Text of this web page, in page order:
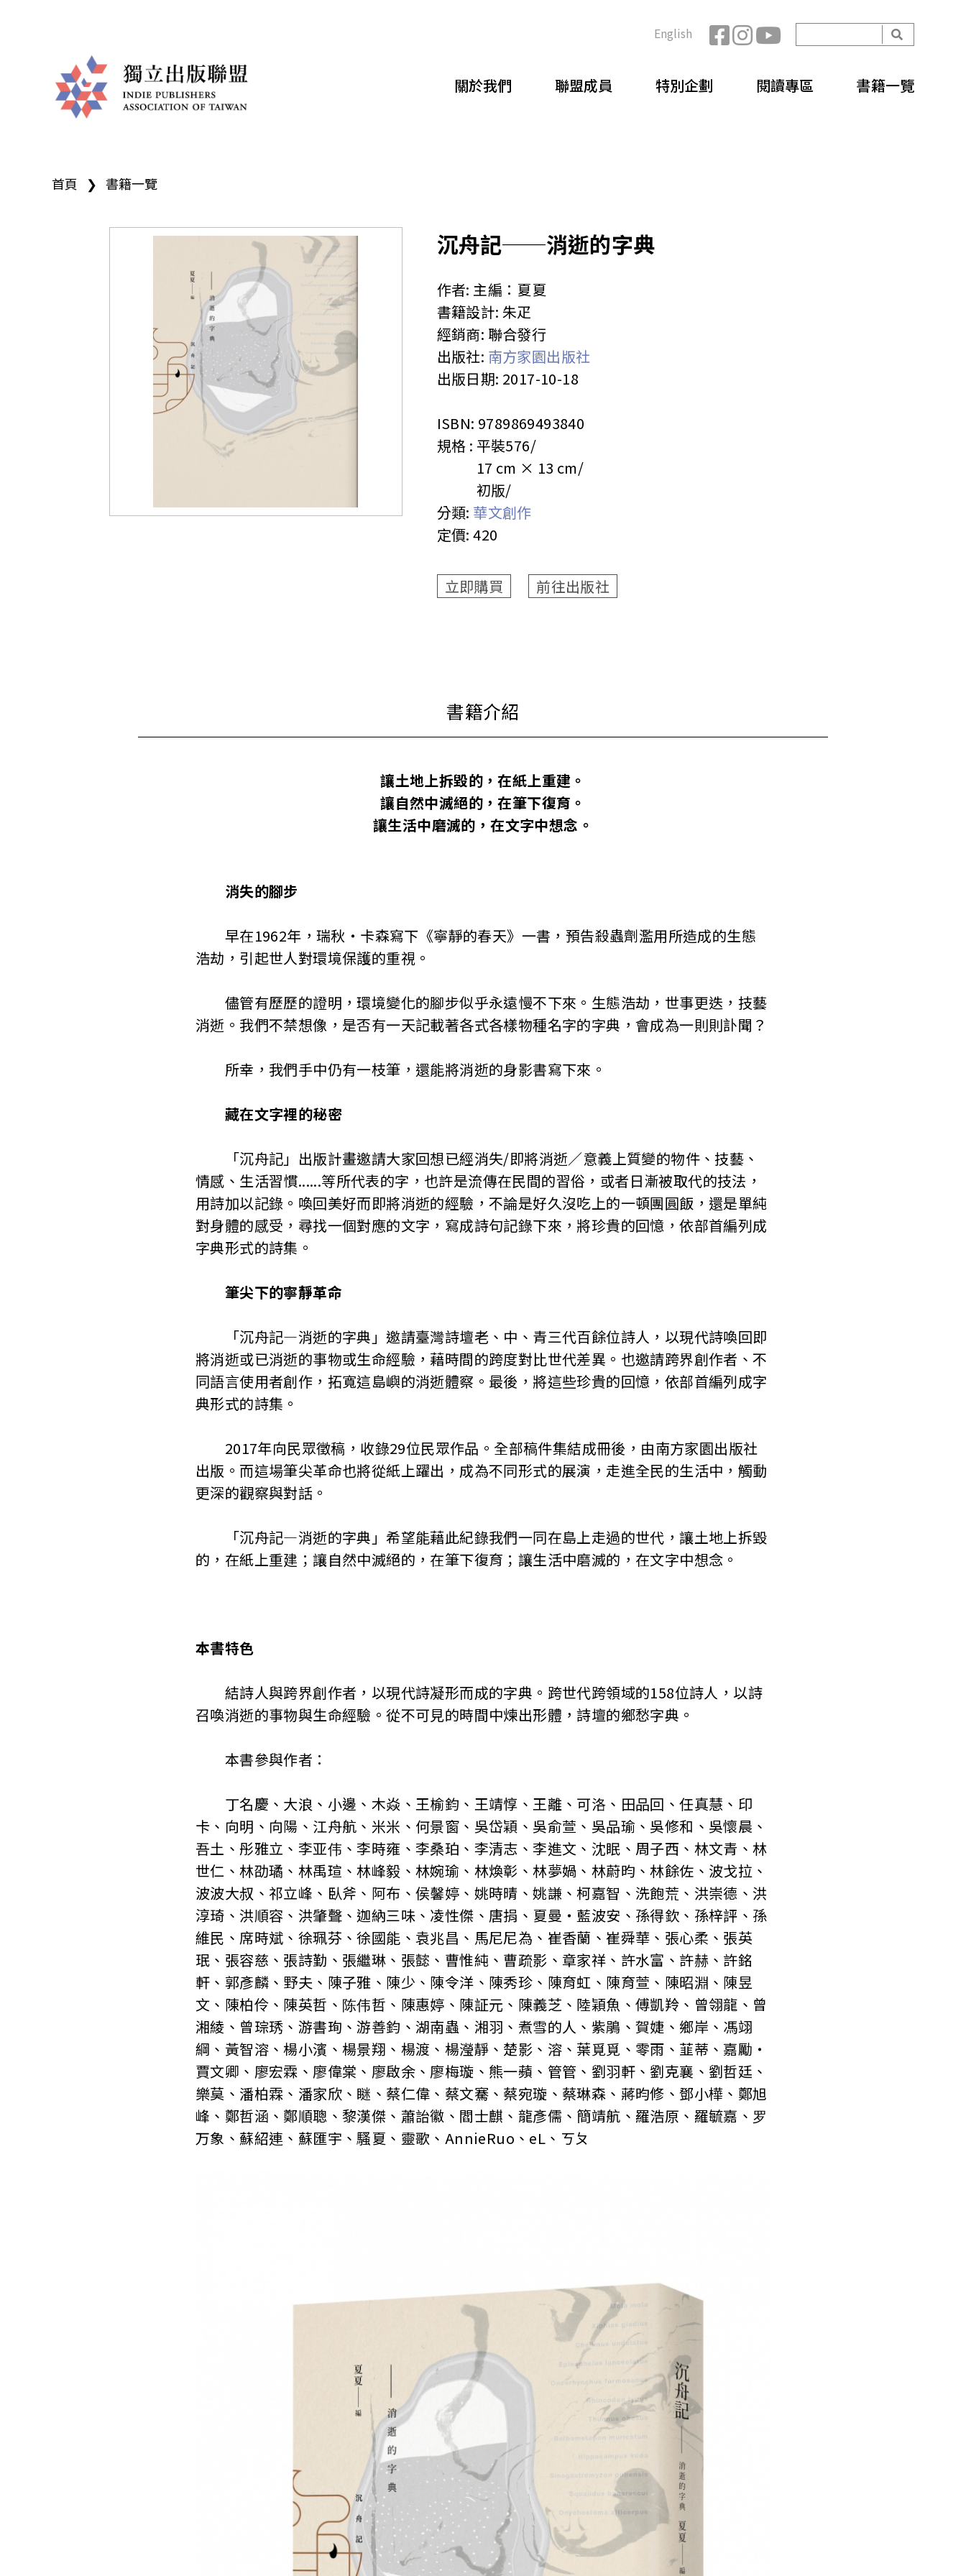
尋
始
尋
English
立
關於我們 聯盟成員 特別企劃 閱讀專區 書籍一覽
在
首頁 ❯ 書籍一覽
沉舟記──消逝的字典
作者: 主編：夏夏
書籍設計:朱疋
經銷商: 聯合發行
出版社: 南方家園出版社
出版日期: 2017-10-18
ISBN: 9789869493840
規格 : 平裝576
17 cm × 13 cm
初版
分類: 華文創作
定價:420
立即購買 前往出版社
讓土地上拆毀的，在紙上重建。
讓自然中滅絕的，在筆下復育。
讓生活中磨滅的，在文字中想念。
消失的腳步
早在1962年，瑞秋‧卡森寫下《寧靜的春天》一書，預告殺蟲劑濫用所造成的生態
浩劫，引起世人對環境保護的重視。
儘管有歷歷的證明，環境變化的腳步似乎永遠慢不下來。生態浩劫，世事更迭，技藝
消逝。我們不禁想像，是否有一天記載著各式各樣物種名字的字典，會成為一則則訃聞？
所幸，我們手中仍有一枝筆，還能將消逝的身影書寫下來。
藏在文字裡的秘密
「沉舟記」出版計畫邀請大家回想已經消失/即將消逝／意義上質變的物件、技藝、
情感、生活習慣......等所代表的字，也許是流傳在民間的習俗，或者日漸被取代的技法，
用詩加以記錄。喚回美好而即將消逝的經驗，不論是好久沒吃上的一頓團圓飯，還是單純
對身體的感受，尋找一個對應的文字，寫成詩句記錄下來，將珍貴的回憶，依部首編列成
字典形式的詩集。
筆尖下的寧靜革命
「沉舟記—消逝的字典」邀請臺灣詩壇老、中、青三代百餘位詩人，以現代詩喚回即
將消逝或已消逝的事物或生命經驗，藉時間的跨度對比世代差異。也邀請跨界創作者、不
同語言使用者創作，拓寬這島嶼的消逝體察。最後，將這些珍貴的回憶，依部首編列成字
典形式的詩集。
2017年向民眾徵稿，收錄29位民眾作品。全部稿件集結成冊後，由南方家園出版社
出版。而這場筆尖革命也將從紙上躍出，成為不同形式的展演，走進全民的生活中，觸動
更深的觀察與對話。
「沉舟記—消逝的字典」希望能藉此紀錄我們一同在島上走過的世代，讓土地上拆毀
的，在紙上重建；讓自然中滅絕的，在筆下復育；讓生活中磨滅的，在文字中想念。
本書特色
結詩人與跨界創作者，以現代詩凝形而成的字典。跨世代跨領域的158位詩人，以詩
召喚消逝的事物與生命經驗。從不可見的時間中煉出形體，詩壇的鄉愁字典。
本書參與作者：
丁名慶、大浪、小邊、木焱、王榆鈞、王靖惇、王離、可洛、田品回、任真慧、印
卡、向明、向陽、江舟航、米米、何景窗、吳岱穎、吳俞萱、吳品瑜、吳修和、吳懷晨、
吾土、彤雅立、李亚伟、李時雍、李桑珀、李清志、李進文、沈眠、周子西、林文青、林
世仁、林劭璚、林禹瑄、林峰毅、林婉瑜、林煥彰、林夢媧、林蔚昀、林餘佐、波戈拉、
波波大叔、祁立峰、臥斧、阿布、侯馨婷、姚時晴、姚謙、柯嘉智、洗飽荒、洪崇德、洪
淳琦、洪順容、洪肇聲、迦納三味、凌性傑、唐捐、夏曼‧藍波安、孫得欽、孫梓評、孫
維民、席時斌、徐珮芬、徐國能、袁兆昌、馬尼尼為、崔香蘭、崔舜華、張心柔、張英
珉、張容慈、張詩勤、張繼琳、張懿、曹惟純、曹疏影、章家祥、許水富、許赫、許銘
軒、郭彥麟、野夫、陳子雅、陳少、陳令洋、陳秀珍、陳育虹、陳育萱、陳昭淵、陳昱
文、陳柏伶、陳英哲、陈伟哲、陳惠婷、陳証元、陳義芝、陸穎魚、傅凱羚、曾翎龍、曾
湘綾、曾琮琇、游書珣、游善鈞、湖南蟲、湘羽、煮雪的人、紫鵑、賀婕、鄉岸、馮翊
綱、黃智溶、楊小濱、楊景翔、楊渡、楊瀅靜、楚影、溶、葉覓覓、零雨、韮蒂、嘉勵‧
賈文卿、廖宏霖、廖偉棠、廖啟余、廖梅璇、熊一蘋、管管、劉羽軒、劉克襄、劉哲廷、
樂莫、潘柏霖、潘家欣、瞇、蔡仁偉、蔡文騫、蔡宛璇、蔡琳森、蔣昀修、鄧小樺、鄭旭
峰、鄭哲涵、鄭順聰、黎漢傑、蕭詒徽、閻士麒、龍彥儒、簡靖航、羅浩原、羅毓嘉、罗
万象、蘇紹連、蘇匯宇、騷夏、靈歌、AnnieRuo、eL、ㄎㄆ